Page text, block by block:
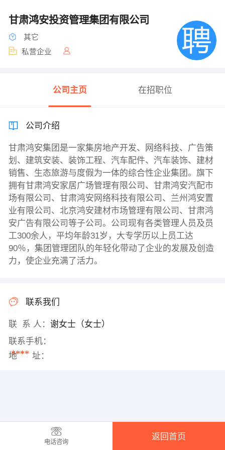
甘肃鸿安投资管理集团有限公司
其它
私营企业
公司主页 在招职位
公司介绍
甘肃鸿安集团是一家集房地产开发、网络科技、广告策
划、建筑安装、装饰工程、汽车配件、汽车装饰、建材
销售、生态旅游与度假为一体的综合性企业集团。旗下
拥有甘肃鸿安家居广场管理有限公司、甘肃鸿安汽配市
场有限公司、甘肃鸿安网络科技有限公司、兰州鸿安置
业有限公司、北京鸿安建材市场管理有限公司、甘肃鸿
安广告有限公司等子公司。公司现有各类管理人员及员
工300余人，平均年龄31岁，大专学历以上员工达
90％，集团管理团队的年轻化带动了企业的发展及创造
力，使企业充满了活力。
联系我们
联 系 人： 谢女士（女士）
联系手机：
****
地 址：
电话咨询
返回首页